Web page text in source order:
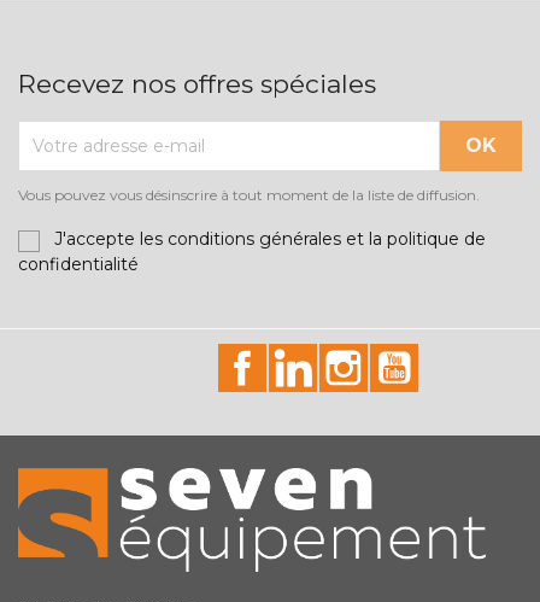
Recevez nos offres spéciales
Vous pouvez vous désinscrire à tout moment de la liste de diffusion.
J'accepte les conditions générales et la politique de
confidentialité
id="facebook-social"
id="linkedin-social"
id="instagram-